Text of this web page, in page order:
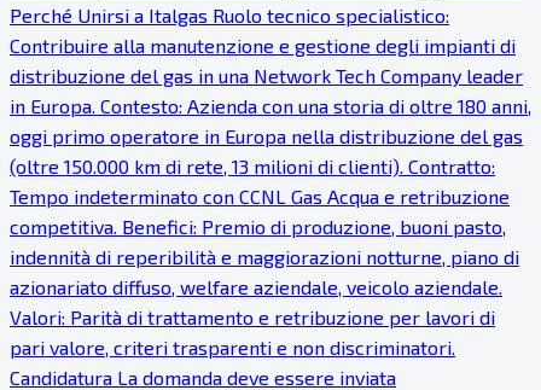
Perché Unirsi a Italgas Ruolo tecnico specialistico:
Contribuire alla manutenzione e gestione degli impianti di
distribuzione del gas in una Network Tech Company leader
in Europa. Contesto: Azienda con una storia di oltre 180 anni,
oggi primo operatore in Europa nella distribuzione del gas
(oltre 150.000 km di rete, 13 milioni di clienti). Contratto:
Tempo indeterminato con CCNL Gas Acqua e retribuzione
competitiva. Benefici: Premio di produzione, buoni pasto,
indennità di reperibilità e maggiorazioni notturne, piano di
azionariato diffuso, welfare aziendale, veicolo aziendale.
Valori: Parità di trattamento e retribuzione per lavori di
pari valore, criteri trasparenti e non discriminatori.
Candidatura La domanda deve essere inviata